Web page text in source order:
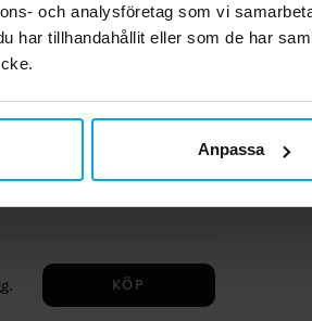
och analysföretag som vi
har tillhandahållit eller som de har
Anpassa
KÖP
KÖP